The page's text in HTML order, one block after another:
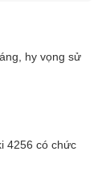
V
hy vọng sử
4256 có chức